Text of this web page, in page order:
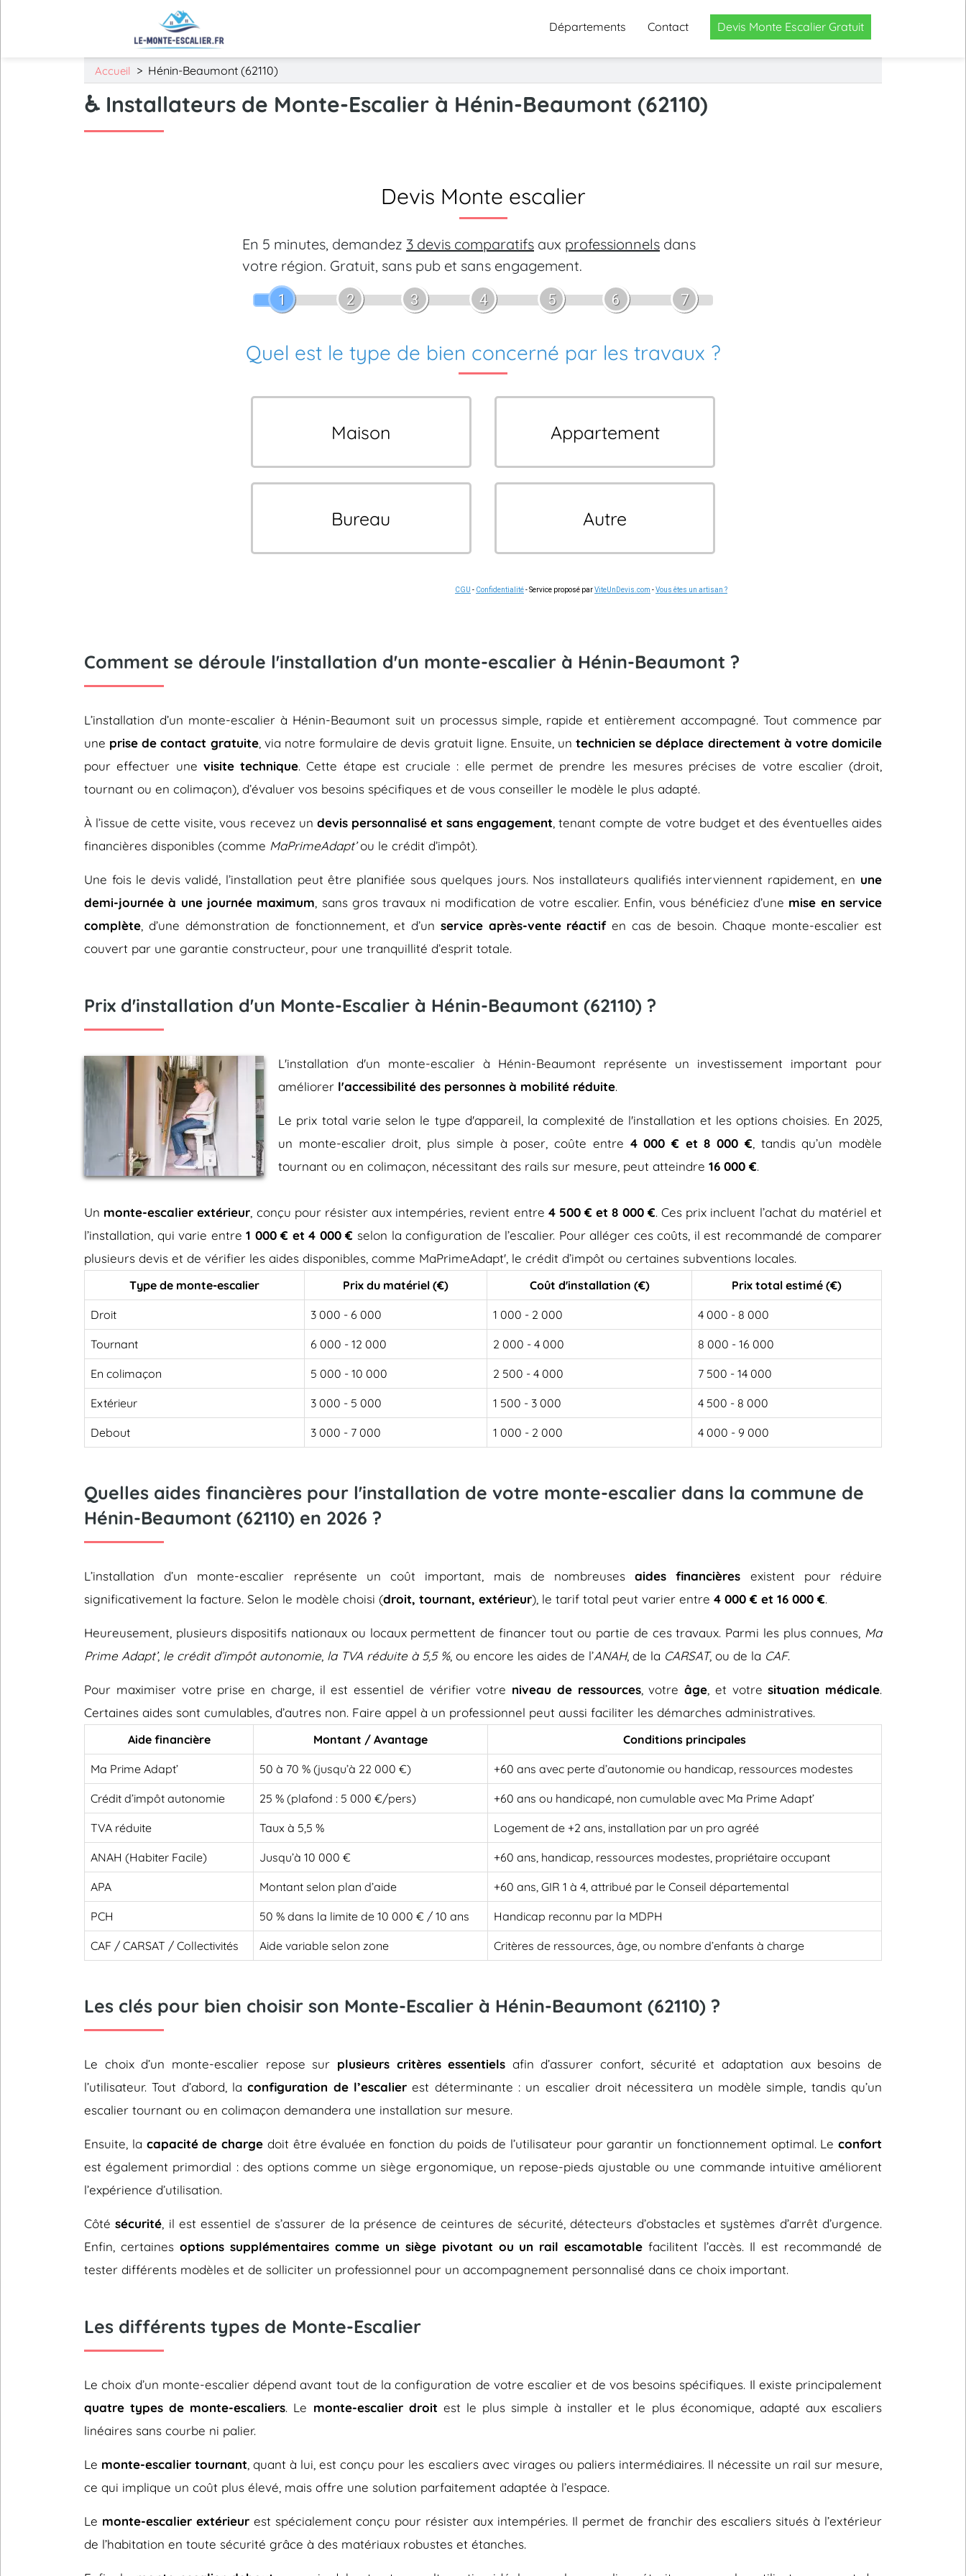
Départements Contact Devis Monte Escalier Gratuit
Accueil > Hénin-Beaumont (62110)
♿ Installateurs de Monte-Escalier à Hénin-Beaumont (62110)
Devis Monte escalier
En 5 minutes, demandez 3 devis comparatifs aux professionnels dans
votre région. Gratuit, sans pub et sans engagement.
1 2 3 4 5 6 7
Quel est le type de bien concerné par les travaux ?
Maison Appartement
Bureau Autre
CGU - Confidentialité- Service proposé parViteUnDevis.com -Vous êtes un artisan ?
Comment se déroule l'installation d'un monte-escalier à Hénin-Beaumont ?
L’installation d’un monte-escalier à Hénin-Beaumont suit un processus simple, rapide et entièrement accompagné. Tout commence par
une prise de contact gratuite, via notre formulaire de devis gratuit ligne. Ensuite, untechnicien se déplace directement à votre domicile
pour effectuer une visite technique. Cette étape est cruciale : elle permet de prendre les mesures précises de votre escalier (droit,
tournant ou en colimaçon), d’évaluer vos besoins spécifiques et de vous conseiller le modèle le plus adapté.
À l’issue de cette visite, vous recevez un devis personnalisé et sans engagement , tenant compte de votre budget et des éventuelles aides
financières disponibles (comme MaPrimeAdapt’ou le crédit d’impôt).
Une fois le devis validé, l’installation peut être planifiée sous quelques jours. Nos installateurs qualifiés interviennent rapidement, en une
demi-journée à une journée maximum , sans gros travaux ni modification de votre escalier. Enfin, vous bénéficiez d’une mise en service
complète , d’une démonstration de fonctionnement, et d’un service après-vente réactifen cas de besoin. Chaque monte-escalier est
couvert par une garantie constructeur, pour une tranquillité d’esprit totale.
Prix d'installation d'un Monte-Escalier à Hénin-Beaumont (62110) ?
L'installation d'un monte-escalier à Hénin-Beaumont représente un investissement important pour
améliorer l'accessibilité des personnes à mobilité réduite.
Le prix total varie selon le type d'appareil, la complexité de l'installation et les options choisies. En 2025,
un monte-escalier droit, plus simple à poser, coûte entre 4 000 € et 8 000 € , tandis qu’un modèle
tournant ou en colimaçon, nécessitant des rails sur mesure, peut atteindre 16 000 €.
Un monte-escalier extérieur , conçu pour résister aux intempéries, revient entre 4 500 € et 8 000 €. Ces prix incluent l’achat du matériel et
l’installation, qui varie entre1 000 € et 4 000 € selon la configuration de l’escalier. Pour alléger ces coûts, il est recommandé de comparer
plusieurs devis et de vérifier les aides disponibles, comme MaPrimeAdapt', le crédit d’impôt ou certaines subventions locales.
Type de monte-escalier Prix du matériel (€) Coût d'installation (€) Prix total estimé (€)
Droit 3 000 - 6 000 1 000 - 2 000 4 000 - 8 000
Tournant 6 000 - 12 000 2 000 - 4 000 8 000 - 16 000
En colimaçon 5 000 - 10 000 2 500 - 4 000 7 500 - 14 000
Extérieur 3 000 - 5 000 1 500 - 3 000 4 500 - 8 000
Debout 3 000 - 7 000 1 000 - 2 000 4 000 - 9 000
Quelles aides financières pour l'installation de votre monte-escalier dans la commune de
Hénin-Beaumont (62110) en 2026 ?
L’installation d’un monte-escalier représente un coût important, mais de nombreusesaides financières existent pour réduire
significativement la facture. Selon le modèle choisi (droit, tournant, extérieur), le tarif total peut varier entre 4 000 € et 16 000 €.
Heureusement, plusieurs dispositifs nationaux ou locaux permettent de financer tout ou partie de ces travaux. Parmi les plus connues, Ma
Prime Adapt’, le crédit d’impôt autonomie la TVA réduite à 5,5 %, ou encore les aides de l’ANAH, de la CARSAT, ou de la CAF.
Pour maximiser votre prise en charge, il est essentiel de vérifier votre niveau de ressources, votre âge , et votresituation médicale.
Certaines aides sont cumulables, d’autres non. Faire appel à un professionnel peut aussi faciliter les démarches administratives.
Aide financière Montant / Avantage Conditions principales
Ma Prime Adapt’ 50 à 70 % (jusqu’à 22 000 €) +60 ans avec perte d’autonomie ou handicap, ressources modestes
Crédit d’impôt autonomie 25 % (plafond : 5 000 €/pers) +60 ans ou handicapé, non cumulable avec Ma Prime Adapt’
TVA réduite Taux à 5,5 % Logement de +2 ans, installation par un pro agréé
ANAH (Habiter Facile) Jusqu’à 10 000 € +60 ans, handicap, ressources modestes, propriétaire occupant
APA Montant selon plan d’aide +60 ans, GIR 1 à 4, attribué par le Conseil départemental
PCH 50 % dans la limite de 10 000 € / 10 ans Handicap reconnu par la MDPH
CAF / CARSAT / Collectivités Aide variable selon zone Critères de ressources, âge, ou nombre d’enfants à charge
Les clés pour bien choisir son Monte-Escalier à Hénin-Beaumont (62110) ?
Le choix d’un monte-escalier repose sur plusieurs critères essentiels afin d’assurer confort, sécurité et adaptation aux besoins de
l’utilisateur. Tout d’abord, laconfiguration de l’escalier est déterminante : un escalier droit nécessitera un modèle simple, tandis qu’un
escalier tournant ou en colimaçon demandera une installation sur mesure.
Ensuite, la capacité de charge doit être évaluée en fonction du poids de l’utilisateur pour garantir un fonctionnement optimal. Le confort
est également primordial : des options comme un siège ergonomique, un repose-pieds ajustable ou une commande intuitive améliorent
l’expérience d’utilisation.
Côtésécurité , il est essentiel de s’assurer de la présence de ceintures de sécurité, détecteurs d’obstacles et systèmes d’arrêt d’urgence.
Enfin, certaines options supplémentaires comme un siège pivotant ou un rail escamotable facilitent l’accès. Il est recommandé de
tester différents modèles et de solliciter un professionnel pour un accompagnement personnalisé dans ce choix important.
Les différents types de Monte-Escalier
Le choix d’un monte-escalier dépend avant tout de la configuration de votre escalier et de vos besoins spécifiques. Il existe principalement
quatre types de monte-escaliers. Le monte-escalier droit est le plus simple à installer et le plus économique, adapté aux escaliers
linéaires sans courbe ni palier.
Le monte-escalier tournant , quant à lui, est conçu pour les escaliers avec virages ou paliers intermédiaires. Il nécessite un rail sur mesure,
ce qui implique un coût plus élevé, mais offre une solution parfaitement adaptée à l’espace.
Le monte-escalier extérieurest spécialement conçu pour résister aux intempéries. Il permet de franchir des escaliers situés à l’extérieur
de l’habitation en toute sécurité grâce à des matériaux robustes et étanches.